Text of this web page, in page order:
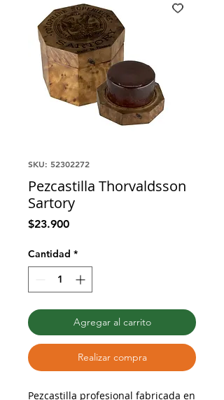
SKU: 52302272
Pezcastilla Thorvaldsson
Sartory
$23.900Precio
Cantidad *
Agregar al carrito
Realizar compra
Pezcastilla profesional fabricada en